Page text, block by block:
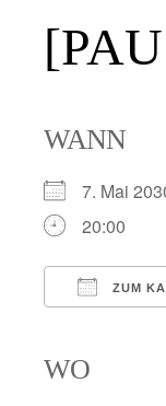
WANN
7. Mai
20:00
ZUM
WO